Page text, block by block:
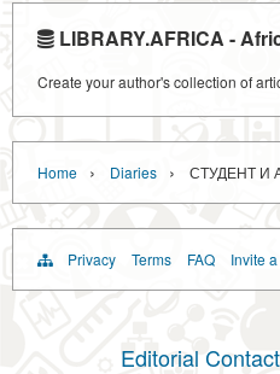
LIBRARY.AFRICA -
Create your author's collection of
Home › Diaries › СТУДЕНТ И
Privacy Terms FAQ Invite
Editorial